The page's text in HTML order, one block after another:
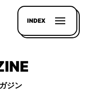
INDEX
ジン